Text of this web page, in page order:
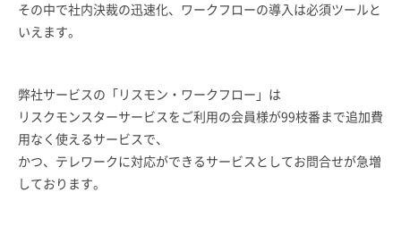
その中で社内決裁の迅速化、ワークフローの導入は必須ツールと
いえます。
弊社サービスの「リスモン・ワークフロー」は
リスクモンスターサービスをご利用の会員様が99枝番まで追加費
用なく使えるサービスで、
かつ、テレワークに対応ができるサービスとしてお問合せが急増
しております。